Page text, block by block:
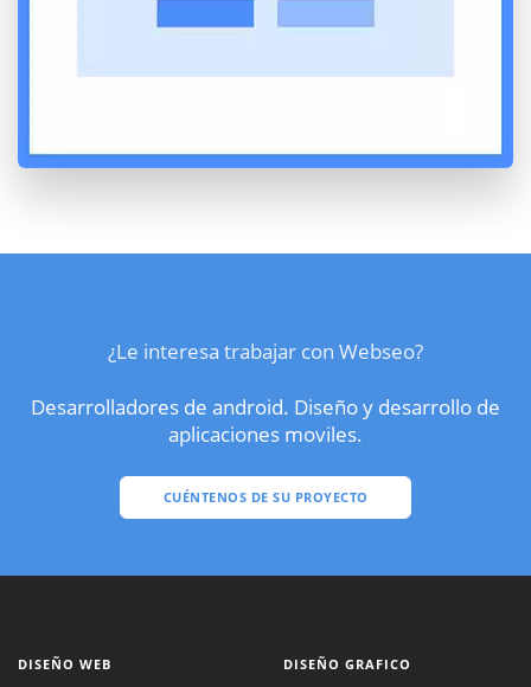
¿Le interesa trabajar con Webseo?
Desarrolladores de android. Diseño y desarrollo de
aplicaciones moviles.
CUÉNTENOS DE SU PROYECTO
DISEÑO WEB DISEÑO GRAFICO